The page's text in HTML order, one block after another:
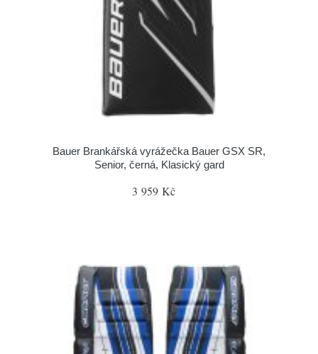
Bauer Brankářská vyrážečka Bauer GSX SR,
Senior, černá, Klasický gard
3 959 Kč